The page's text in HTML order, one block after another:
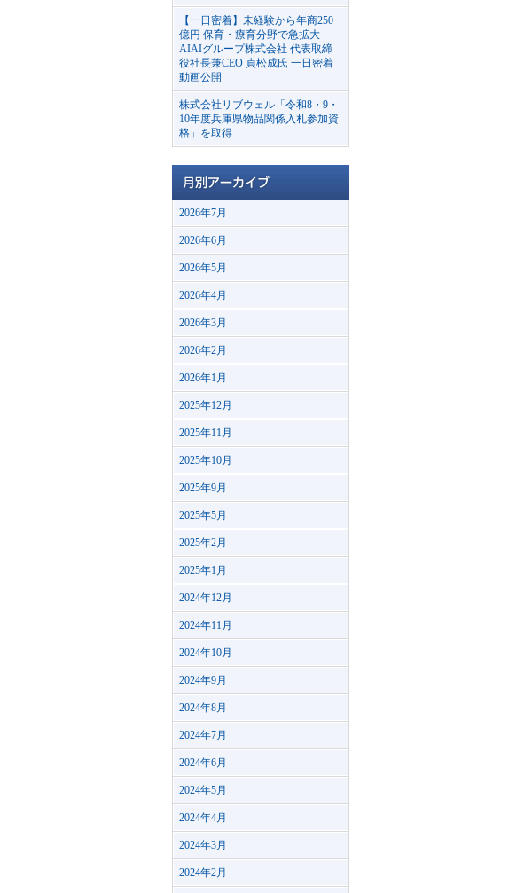
【一日密着】未経験から年商250
億円 保育・療育分野で急拡大
AIAIグループ株式会社 代表取締
役社長兼CEO 貞松成氏 一日密着
動画公開
株式会社リブウェル「令和8・9・
10年度兵庫県物品関係入札参加資
格」を取得
2026年7月
2026年6月
2026年5月
2026年4月
2026年3月
2026年2月
2026年1月
2025年12月
2025年11月
2025年10月
2025年9月
2025年5月
2025年2月
2025年1月
2024年12月
2024年11月
2024年10月
2024年9月
2024年8月
2024年7月
2024年6月
2024年5月
2024年4月
2024年3月
2024年2月